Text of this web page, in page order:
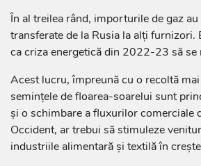
În al treilea rând, importurile de gaz
transferate de la Rusia la alți furnizori.
ca criza energetică din 2022-23 să se
Acest lucru, împreună cu o recoltă
semințele de floarea-soarelui sunt
și o schimbare a fluxurilor comerciale
Occident, ar trebui să stimuleze
industriile alimentară și textilă în